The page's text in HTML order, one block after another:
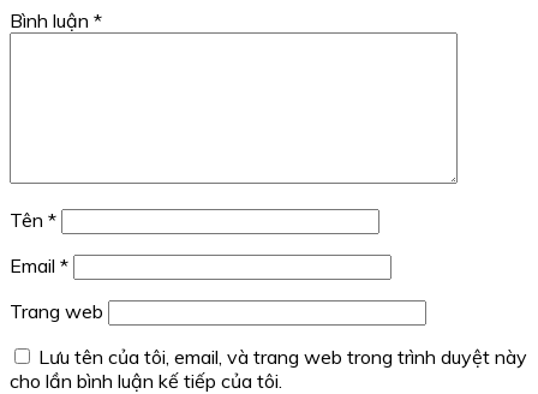
Bình luận *
Tên *
Email *
Trang web
Lưu tên của tôi, email, và trang web trong trình duyệt này
cho lần bình luận kế tiếp của tôi.